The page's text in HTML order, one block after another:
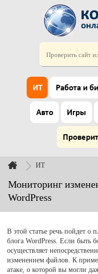
ИТ Работа и
Авто Игры
ИТ
Мониторинг
WordPress
В этой статье речь пойдет о
блога WordPress. Если быть
осуществляет
изменением файлов. К
атаке, о которой вы могли